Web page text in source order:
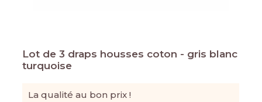
Lot de 3 draps housses coton - gris blanc
turquoise
La qualité au bon prix !